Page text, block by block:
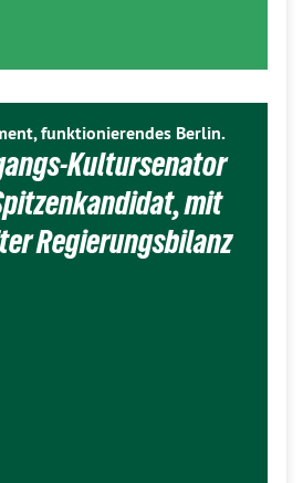
funktionierendes Berlin.
Kultursenator
mit
Regierungsbilanz